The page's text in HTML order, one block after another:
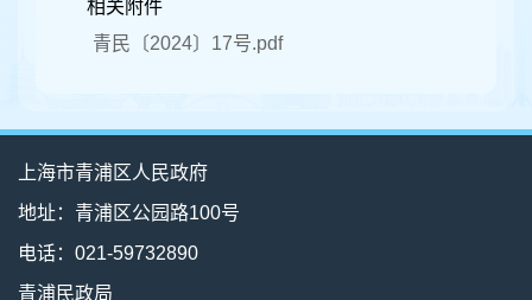
相关附件
青民〔2024〕17号.pdf
上海市青浦区人民政府
地址：青浦区公园路100号
电话：021-59732890
青浦民政局